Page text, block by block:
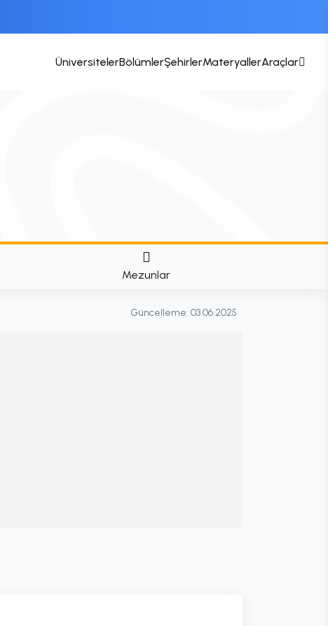
ÜniversitelerBölümlerŞehirlerMateryallerAraçlar
Mezunlar
Güncelleme: 03.06.2025